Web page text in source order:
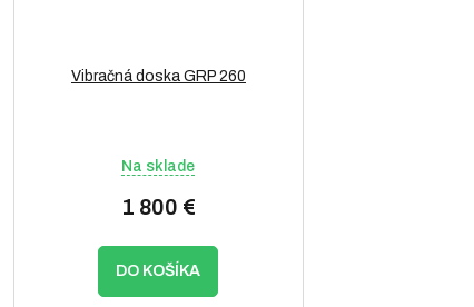
Vibračná doska GRP 260
Na sklade
1 800 €
DO KOŠÍKA